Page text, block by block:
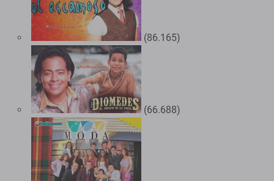
(86.165)
(66.688)